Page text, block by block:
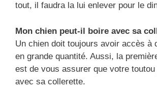
tout, il faudra la lui enlever pour le
Mon chien peut-il boire avec sa
Un chien doit toujours avoir accès à
en grande quantité. Aussi, la
est de vous assurer que votre
avec sa collerette.